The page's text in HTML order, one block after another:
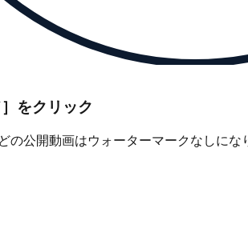
をクリック
の公開動画はウォーターマークなしにな